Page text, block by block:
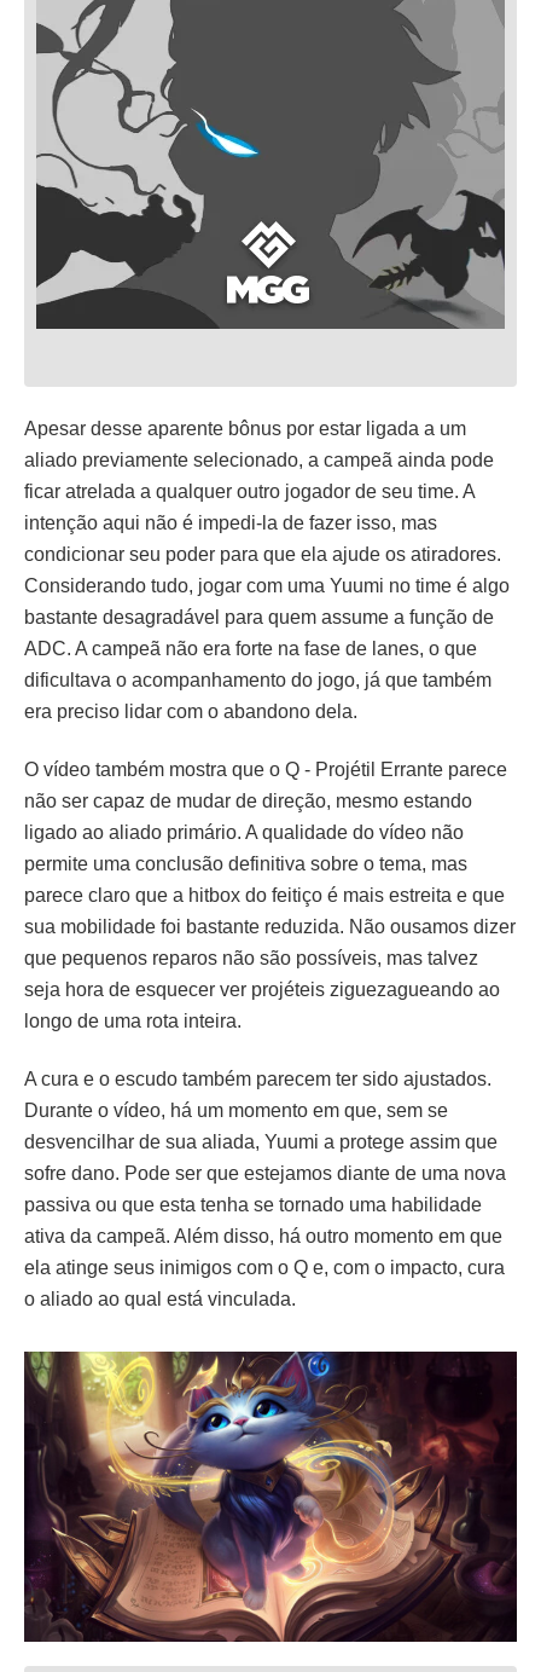
Apesar desse aparente bônus por estar ligada a um
aliado previamente selecionado, a campeã ainda pode
ficar atrelada a qualquer outro jogador de seu time. A
intenção aqui não é impedi-la de fazer isso, mas
condicionar seu poder para que ela ajude os atiradores.
Considerando tudo, jogar com uma Yuumi no time é algo
bastante desagradável para quem assume a função de
ADC. A campeã não era forte na fase de lanes, o que
dificultava o acompanhamento do jogo, já que também
era preciso lidar com o abandono dela.
O vídeo também mostra que o Q - Projétil Errante parece
não ser capaz de mudar de direção, mesmo estando
ligado ao aliado primário. A qualidade do vídeo não
permite uma conclusão definitiva sobre o tema, mas
parece claro que a hitbox do feitiço é mais estreita e que
sua mobilidade foi bastante reduzida. Não ousamos dizer
que pequenos reparos não são possíveis, mas talvez
seja hora de esquecer ver projéteis ziguezagueando ao
longo de uma rota inteira.
A cura e o escudo também parecem ter sido ajustados.
Durante o vídeo, há um momento em que, sem se
desvencilhar de sua aliada, Yuumi a protege assim que
sofre dano. Pode ser que estejamos diante de uma nova
passiva ou que esta tenha se tornado uma habilidade
ativa da campeã. Além disso, há outro momento em que
ela atinge seus inimigos com o Q e, com o impacto, cura
o aliado ao qual está vinculada.